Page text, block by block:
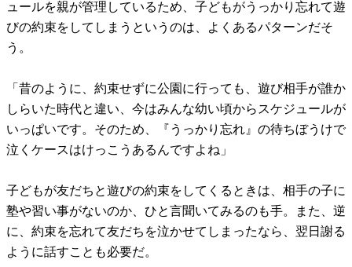
ュールを親が管理しているため、子どもがうっかり忘れて遊
びの約束をしてしまうというのは、よくあるパターンだそ
う。
「昔のように、約束せずに公園に行っても、遊び相手が誰か
しらいた時代と違い、今はみんな幼い頃からスケジュールが
いっぱいです。そのため、『うっかり忘れ』の待ちぼうけで
泣くケースはけっこうあるんですよね」
子どもが友だちと遊びの約束をしてくるときは、相手の子に
塾や習い事がないのか、ひと言聞いてみるのも手。また、逆
に、約束を忘れて友だちを泣かせてしまったなら、翌日謝る
ように話すことも必要だ。